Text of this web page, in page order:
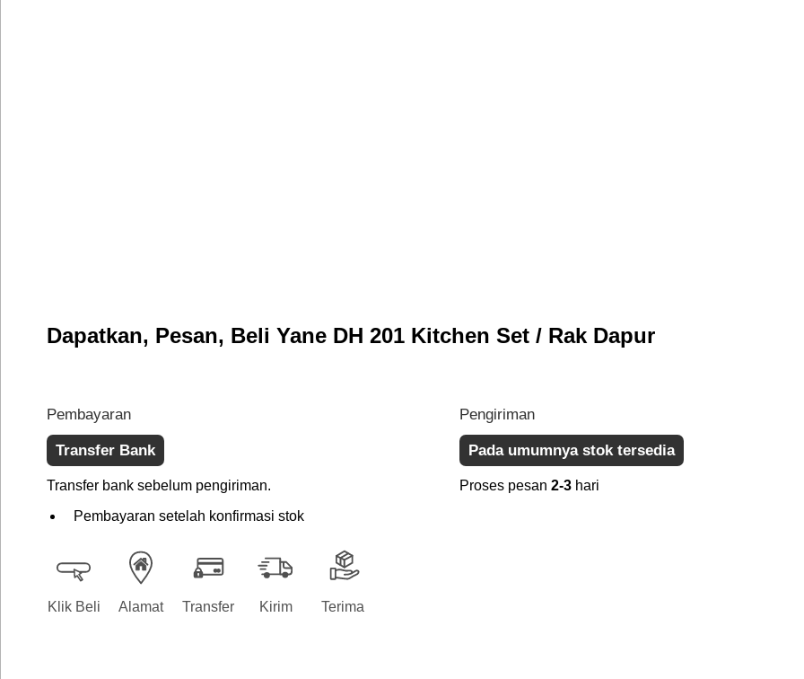
Dapatkan, Pesan, Beli Yane DH 201 Kitchen Set / Rak Dapur
Pembayaran
Transfer Bank
Transfer bank sebelum pengiriman.
Pembayaran setelah konfirmasi stok
Pengiriman
Pada umumnya stok tersedia
Proses pesan 2-3 hari
Klik Beli Alamat Transfer Kirim Terima